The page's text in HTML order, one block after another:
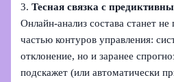
3.Тесная связка с
Онлайн‑анализ состава станет не
частью контуров управления:
отклонение, но и заранее
подскажет (или автоматически